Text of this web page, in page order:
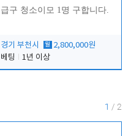
급구 청소이모 1명 구합니다.
경기 부천시 월 2,800,000원
베팅
1년 이상
1 / 2